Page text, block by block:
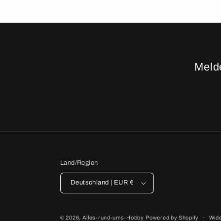
Land/Region
Deutschland | EUR €
© 2026, Alles-rund-ums-Hobby Powered by Shopify